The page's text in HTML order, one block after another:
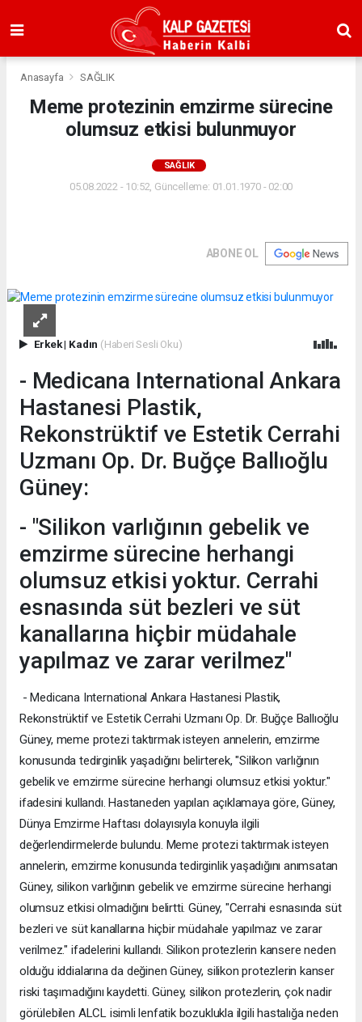
Anasayfa SAĞLIK
Meme protezinin emzirme sürecine
olumsuz etkisi bulunmuyor
SAĞLIK
05.08.2022 - 10:52, Güncelleme: 01.01.1970 - 02:00
ABONE OL
Erkek| Kadın (Haberi Sesli Oku)
- Medicana International Ankara
Hastanesi Plastik,
Rekonstrüktif ve Estetik Cerrahi
Uzmanı Op. Dr. Buğçe Ballıoğlu
Güney:
- "Silikon varlığının gebelik ve
emzirme sürecine herhangi
olumsuz etkisi yoktur. Cerrahi
esnasında süt bezleri ve süt
kanallarına hiçbir müdahale
yapılmaz ve zarar verilmez"
- Medicana International Ankara Hastanesi Plastik,
Rekonstrüktif ve Estetik Cerrahi Uzmanı Op. Dr. Buğçe Ballıoğlu
Güney, meme protezi taktırmak isteyen annelerin, emzirme
konusunda tedirginlik yaşadığını belirterek, "Silikon varlığının
gebelik ve emzirme sürecine herhangi olumsuz etkisi yoktur."
ifadesini kullandı. Hastaneden ​​​​​​​yapılan açıklamaya göre, Güney,
Dünya Emzirme Haftası dolayısıyla konuyla ilgili
değerlendirmelerde bulundu. Meme protezi taktırmak isteyen
annelerin, emzirme konusunda tedirginlik yaşadığını anımsatan
Güney, silikon varlığının gebelik ve emzirme sürecine herhangi
olumsuz etkisi olmadığını belirtti. Güney, "Cerrahi esnasında süt
bezleri ve süt kanallarına hiçbir müdahale yapılmaz ve zarar
verilmez." ifadelerini kullandı. Silikon protezlerin kansere neden
olduğu iddialarına da değinen Güney, silikon protezlerin kanser
riski taşımadığını kaydetti. Güney, silikon protezlerin, çok nadir
görülebilen ALCL isimli lenfatik bozuklukla ilgili hastalığa neden